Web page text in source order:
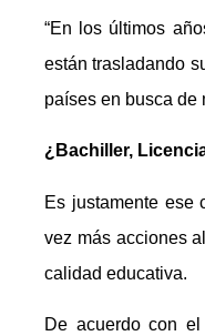
“En los últimos
están trasladando
países en busca de
¿Bachiller,
Es justamente ese
vez más acciones
calidad educativa.
De acuerdo con